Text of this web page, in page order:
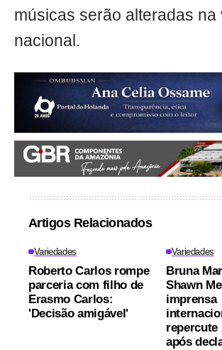
músicas serão alteradas na
nacional.
Artigos Relacionados
Variedades
Roberto Carlos rompe
parceria com filho de
Erasmo Carlos:
'Decisão amigável'
Variedades
Bruna
Shawn
imprensa
repercute
após